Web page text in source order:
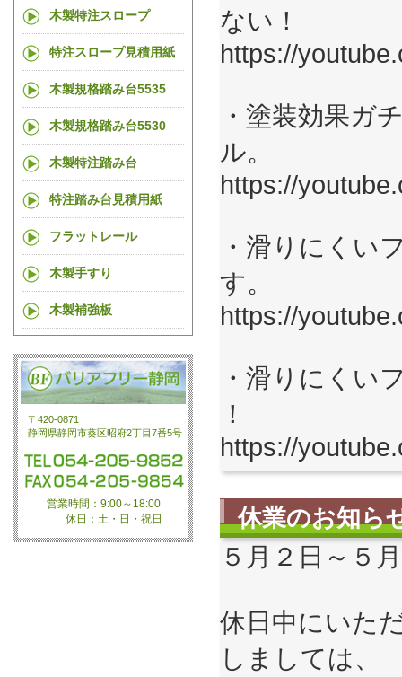
ない！
https://
・塗装効果ガ
ル。
https://
・滑りにくい
す。
https://
・滑りにくい
！
https://
休業のお知ら
５月２日～５
休日中にいた
しましては、
木製特注スロープ
特注スロープ見積用紙
木製規格踏み台5535
木製規格踏み台5530
木製特注踏み台
特注踏み台見積用紙
フラットレール
木製手すり
木製補強板
〒420-0871
静岡県静岡市葵区昭府2丁目7番5号
営業時間：9:00～18:00
休日：土・日・祝日